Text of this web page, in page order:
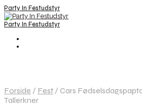
Party In Festudstyr
Party In Festudstyr
Forside / Fest / Cars
Tallerkner